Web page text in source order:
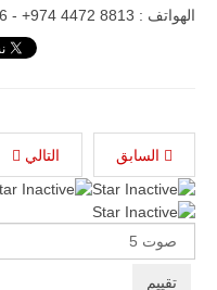
الهواتف : 8813 4472 974+ - 8816 4472 974+
السابق التالي
Rate